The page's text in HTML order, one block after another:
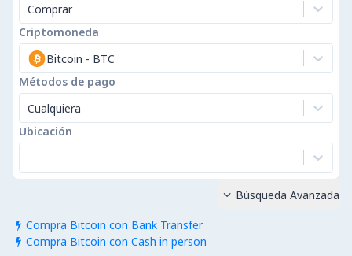
Comprar
Criptomoneda
Bitcoin - BTC
Métodos de pago
Cualquiera
Ubicación
 Compra Bitcoin con Bank Transfer
 Compra Bitcoin con Cash in person
 Búsqueda Avanzada